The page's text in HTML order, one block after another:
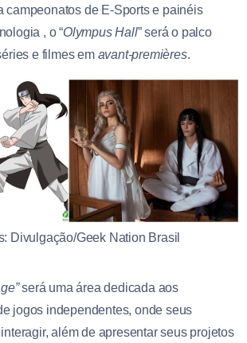
campeonatos de E-Sports e painéis
, o “Olympus Hall” será o palco
e filmes em avant-premières.
Divulgação/Geek Nation Brasil
será uma área dedicada aos
jogos independentes, onde seus
além de apresentar seus projetos